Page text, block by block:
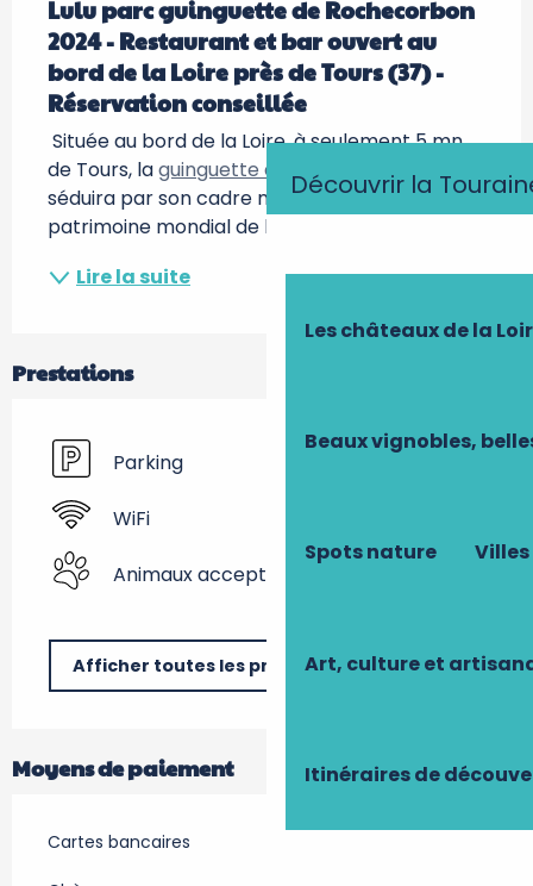
Découvrir la
Les châteaux de la
Beaux vignobles,
Spots nature
Art, culture et
Itinéraires de
Lulu parc guinguette de Rochecorbon
2024 - Restaurant et bar ouvert au
bord de la Loire près de Tours (37) -
Réservation conseillée
de Tours, la guinguette de Lulu Parc
vous
séduira par son cadre naturel classé au
patrimoine mondial de l’UNESCO et son...
Lire la suite
Prestations
Parking
WiFi
Animaux acceptés
Afficher toutes les prestations
Moyens de paiement
Cartes bancaires